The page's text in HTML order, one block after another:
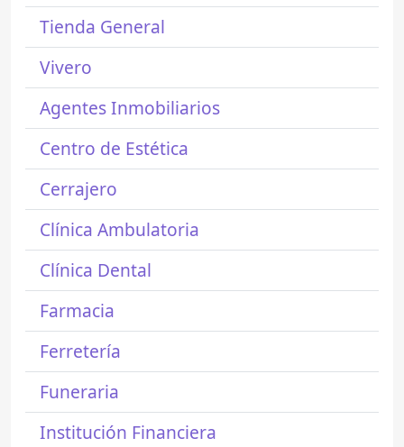
Tienda General
Vivero
Agentes Inmobiliarios
Centro de Estética
Cerrajero
Clínica Ambulatoria
Clínica Dental
Farmacia
Ferretería
Funeraria
Institución Financiera